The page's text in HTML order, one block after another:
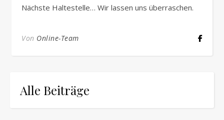
Nächste Haltestelle… Wir lassen uns überraschen.
Von Online-Team
Alle Beiträge